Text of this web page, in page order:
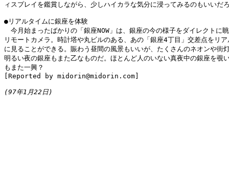
ィスプレイを鑑賞しながら、少しハイカラな気分に浸ってみるのもいいだ
●リアルタイムに銀座を体験
今月始まったばかりの「銀座NOW」は、銀座の今の様子をダイレクトに
リモートカメラ。時計塔や丸ビルのある、あの「銀座4丁目」交差点をリ
に見ることができる。賑わう昼間の風景もいいが、たくさんのネオンや街
明るい夜の銀座もまた乙なものだ。ほとんど人のいない真夜中の銀座を覗
もまた一興？
[Reported by midorin@midorin.com]
(97年1月22日)